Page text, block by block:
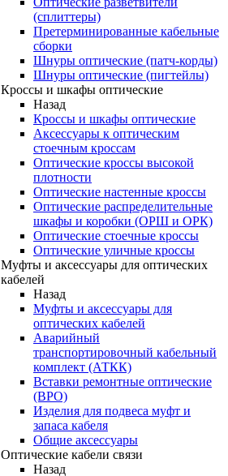
(сплиттеры)
Претерминированные кабельные
сборки
Шнуры оптические (патч-корды)
Шнуры оптические (пигтейлы)
Кроссы и шкафы оптические
Назад
Кроссы и шкафы оптические
Аксессуары к оптическим
стоечным кроссам
Оптические кроссы высокой
плотности
Оптические настенные кроссы
Оптические распределительные
шкафы и коробки (ОРШ и ОРК)
Оптические стоечные кроссы
Оптические уличные кроссы
Муфты и аксессуары для оптических
кабелей
Назад
Муфты и аксессуары для
оптических кабелей
Аварийный
транспортировочный кабельный
комплект (АТКК)
Вставки ремонтные оптические
(ВРО)
Изделия для подвеса муфт и
запаса кабеля
Общие аксессуары
Оптические кабели связи
Назад